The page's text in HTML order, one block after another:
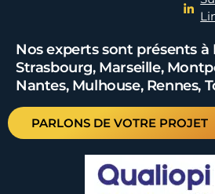
Nos experts sont présents à
Strasbourg, Marseille,
Nantes, Mulhouse, Rennes,
PARLONS DE VOTRE PROJET